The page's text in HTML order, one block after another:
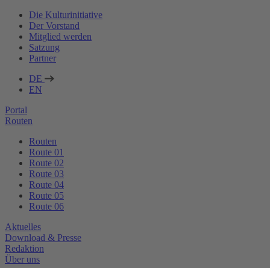
Die Kulturinitiative
Der Vorstand
Mitglied werden
Satzung
Partner
DE
EN
Portal
Routen
Routen
Route 01
Route 02
Route 03
Route 04
Route 05
Route 06
Aktuelles
Download & Presse
Redaktion
Über uns